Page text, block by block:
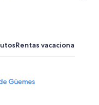
Rentas vacacionales
Güemes